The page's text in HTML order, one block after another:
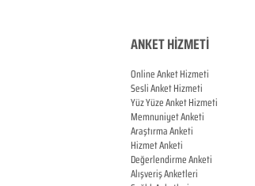
ANKET HİZMETİ
Online Anket Hizmeti
Sesli Anket Hizmeti
Yüz Yüze Anket Hizmeti
Memnuniyet Anketi
Araştırma Anketi
Hizmet Anketi
Değerlendirme Anketi
Alışveriş Anketleri